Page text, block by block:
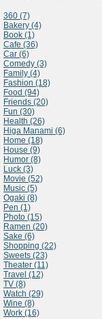
360 (7)
Bakery (4)
Book (1)
Cafe (36)
Car (6)
Comedy (3)
Family (4)
Fashion (18)
Food (94)
Friends (20)
Fun (30)
Health (26)
Higa Manami (6)
Home (18)
House (9)
Humor (8)
Luck (3)
Movie (52)
Music (5)
Ogaki (8)
Pen (1)
Photo (15)
Ramen (20)
Sake (6)
Shopping (22)
Sweets (23)
Theater (11)
Travel (12)
TV (8)
Watch (29)
Wine (8)
Work (16)